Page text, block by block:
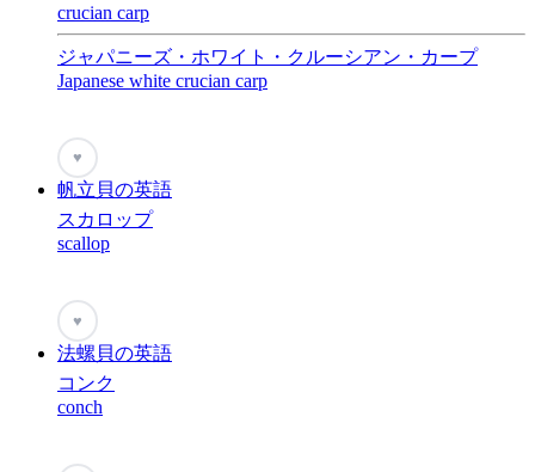
crucian carp
ジャパニーズ・ホワイト・クルーシアン・カープ
Japanese white crucian carp
♥
帆立貝の英語
スカロップ
scallop
♥
法螺貝の英語
コンク
conch